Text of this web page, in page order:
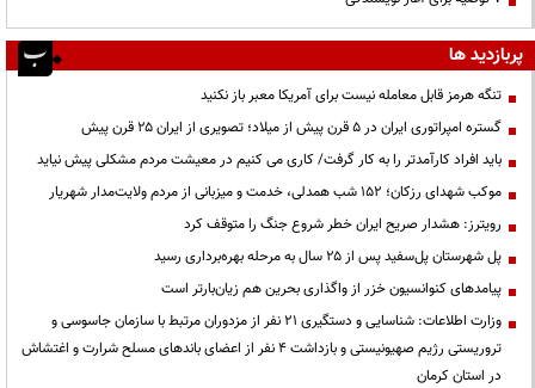
پربازدید ها
تنگه هرمز قابل معامله نیست برای آمریکا معبر باز نکنید
گستره امپراتوری ایران در ۵ قرن پیش از میلاد؛ تصویری از ایران ۲۵ قرن پیش
باید افراد کارآمدتر را به کار گرفت/ کاری می کنیم در معیشت مردم مشکلی پیش نیاید
موکب شهدای رزکان؛ ۱۵۲ شب همدلی، خدمت و میزبانی از مردم ولایت‌مدار شهریار
رویترز: هشدار صریح ایران خطر شروع جنگ را متوقف کرد
پل شهرستان پل‌سفید پس از ۲۵ سال به مرحله بهره‌برداری رسید
پیامدهای کنوانسیون خزر از واگذاری بحرین هم زیان‌بارتر است
وزارت اطلاعات: شناسایی و دستگیری ۲۱ نفر از مزدوران مرتبط با سازمان جاسوسی و
تروریستی رژیم صهیونیستی و بازداشت ۴ نفر از اعضای باندهای مسلح شرارت و اغتشاش
در استان کرمان